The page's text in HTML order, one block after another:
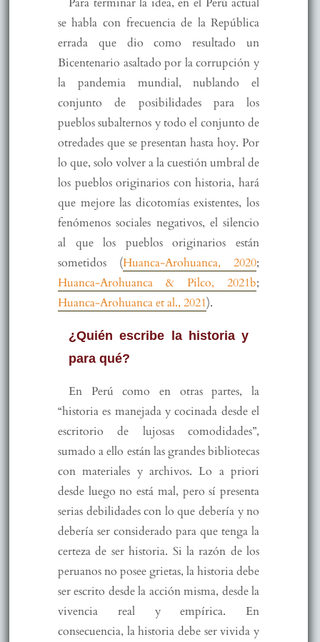
se habla con frecuencia de la República
errada que dio como resultado un
Bicentenario asaltado por la corrupción y
la pandemia mundial, nublando el
conjunto de posibilidades para los
pueblos subalternos y todo el conjunto de
otredades que se presentan hasta hoy. Por
lo que, solo volver a la cuestión umbral de
los pueblos originarios con historia, hará
que mejore las dicotomías existentes, los
fenómenos sociales negativos, el silencio
al que los pueblos originarios están
sometidos (Huanca-Arohuanca, 2020;
Huanca-Arohuanca & Pilco, 2021b;
Huanca-Arohuanca et al., 2021).
¿Quién escribe la historia y
para qué?
En Perú como en otras partes, la
“historia es manejada y cocinada desde el
escritorio de lujosas comodidades”,
sumado a ello están las grandes bibliotecas
con materiales y archivos. Lo a priori
desde luego no está mal, pero sí presenta
serias debilidades con lo que debería y no
debería ser considerado para que tenga la
certeza de ser historia. Si la razón de los
peruanos no posee grietas, la historia debe
ser escrito desde la acción misma, desde la
vivencia real y empírica. En
consecuencia, la historia debe ser vivida y